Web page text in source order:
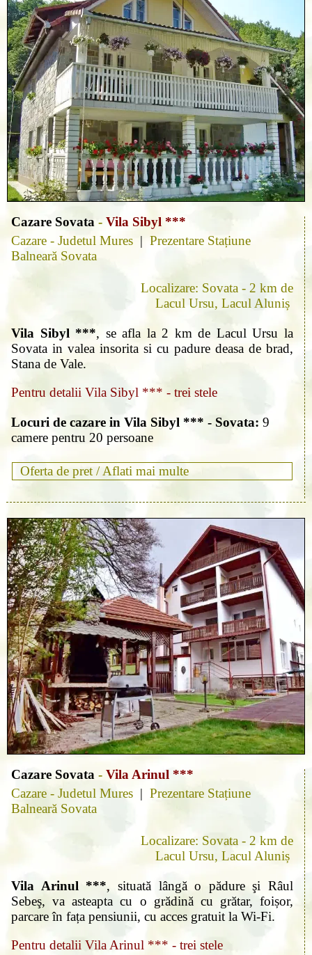
Cazare Sovata - Vila Sibyl ***
Cazare - Judetul Mures | Prezentare Stațiune
Balneară Sovata
Localizare: Sovata - 2 km de
Lacul Ursu, Lacul Aluniș
Vila Sibyl ***, se afla la 2 km de Lacul Ursu la
Sovata in valea insorita si cu padure deasa de brad,
Stana de Vale.
Pentru detalii Vila Sibyl *** - trei stele
Locuri de cazare in Vila Sibyl *** - Sovata: 9
camere pentru 20 persoane
Oferta de pret / Aflati mai multe
Cazare Sovata - Vila Arinul ***
Cazare - Judetul Mures | Prezentare Stațiune
Balneară Sovata
Localizare: Sovata - 2 km de
Lacul Ursu, Lacul Aluniș
Vila Arinul ***, situată lângă o pădure şi Râul
Sebeş, va asteapta cu o grădină cu grătar, foișor,
parcare în fața pensiunii, cu acces gratuit la Wi-Fi.
Pentru detalii Vila Arinul *** - trei stele